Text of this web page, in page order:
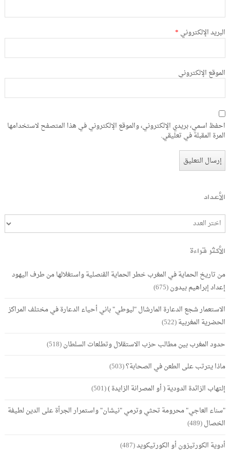
البريد الإلكتروني *
الموقع الإلكتروني
احفظ اسمي، بريدي الإلكتروني، والموقع الإلكتروني في هذا المتصفح لاستخدامها
المرة المقبلة في تعليقي.
الأعداد
الأكثر قراءة
من تاريخ الحماية في المغرب خطر الحماية القنصلية واستغلالها من طرف اليهود
إعداد إبراهيم بيدون(675)
الاستعمار شجع الدعارة المارشال "ليوطي" باني أحياء الدعارة في مختلف المراكز
الحضرية المغربية(522)
حدود المغرب بين مطالب حزب الاستقلال وتطلعات السلطان(518)
ماذا يترتب على الطعن في الصحابة؟(503)
إلتهاب الزائدة الدودية ( أو المصرانة الزايدة )(501)
"سناء العاجي" محرومة تحثي وترمي "نيشان" واستمرار الجرأة على الدين لطيفة
الخصال(489)
أدوية الكورتيزون أو الكورتيكويد(487)